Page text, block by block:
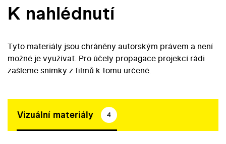
K nahlédnutí
Tyto materiály jsou chráněny autorským právem a není
možné je využívat. Pro účely propagace projekcí rádi
zašleme snímky z filmů k tomu určené.
Vizuální materiály 4